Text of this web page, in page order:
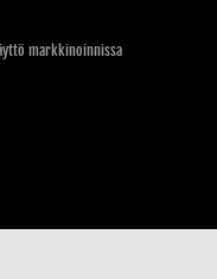
markkinoinnissa